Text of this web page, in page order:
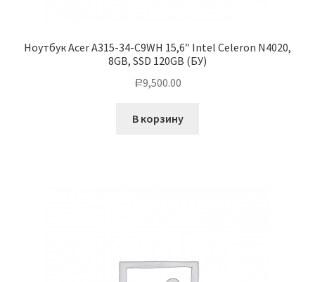
Ноутбук Acer A315-34-C9WH 15,6″ Intel Celeron N4020,
8GB, SSD 120GB (БУ)
Р9,500.00
В корзину